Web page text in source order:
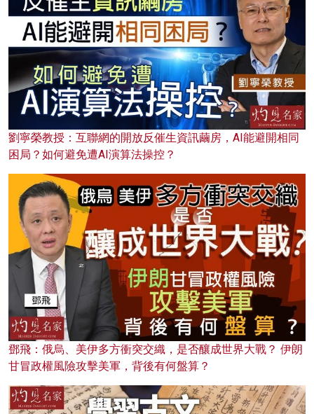
劉寧榮教授：互聯網的開放反催生資訊繭房，AI能避開相同
困局？如何避免遭AI演算法操控？
鄧飛：俄烏、美伊多方衝突交織，是否釀成世界大戰？ 伊朗
甘冒政權風險攻擊美軍，背後有何盤算？